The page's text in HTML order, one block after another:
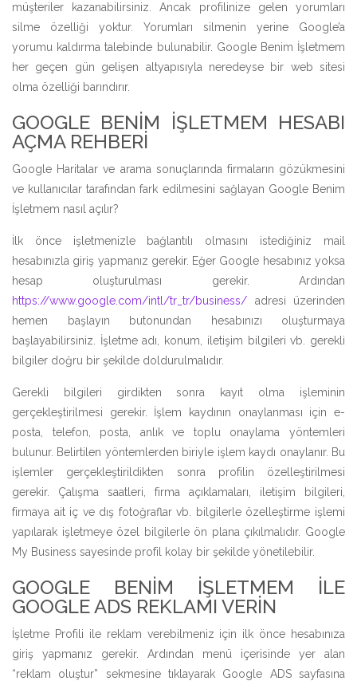
müşteriler kazanabilirsiniz. Ancak profilinize gelen yorumları
silme özelliği yoktur. Yorumları silmenin yerine Google’a
yorumu kaldırma talebinde bulunabilir. Google Benim İşletmem
her geçen gün gelişen altyapısıyla neredeyse bir web sitesi
olma özelliği barındırır.
GOOGLE BENIM İŞLETMEM HESABI
AÇMA REHBERI
Google Haritalar ve arama sonuçlarında firmaların gözükmesini
ve kullanıcılar tarafından fark edilmesini sağlayan Google Benim
İşletmem nasıl açılır?
İlk önce işletmenizle bağlantılı olmasını istediğiniz mail
hesabınızla giriş yapmanız gerekir. Eğer Google hesabınız yoksa
hesap oluşturulması gerekir. Ardından
https://www.google.com/intl/tr_tr/business/ adresi üzerinden
hemen başlayın butonundan hesabınızı oluşturmaya
başlayabilirsiniz. İşletme adı, konum, iletişim bilgileri vb. gerekli
bilgiler doğru bir şekilde doldurulmalıdır.
Gerekli bilgileri girdikten sonra kayıt olma işleminin
gerçekleştirilmesi gerekir. İşlem kaydının onaylanması için e-
posta, telefon, posta, anlık ve toplu onaylama yöntemleri
bulunur. Belirtilen yöntemlerden biriyle işlem kaydı onaylanır. Bu
işlemler gerçekleştirildikten sonra profilin özelleştirilmesi
gerekir. Çalışma saatleri, firma açıklamaları, iletişim bilgileri,
firmaya ait iç ve dış fotoğraflar vb. bilgilerle özelleştirme işlemi
yapılarak işletmeye özel bilgilerle ön plana çıkılmalıdır. Google
My Business sayesinde profil kolay bir şekilde yönetilebilir.
GOOGLE BENIM İŞLETMEM İLE
GOOGLE ADS REKLAMI VERIN
İşletme Profili ile reklam verebilmeniz için ilk önce hesabınıza
giriş yapmanız gerekir. Ardından menü içerisinde yer alan
“reklam oluştur” sekmesine tıklayarak Google ADS sayfasına